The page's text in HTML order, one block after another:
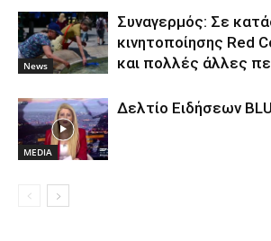
News
Συναγερμός: Σε
κινητοποίησης Red
και πολλές άλλες
MEDIA
Δελτίο Ειδήσεων